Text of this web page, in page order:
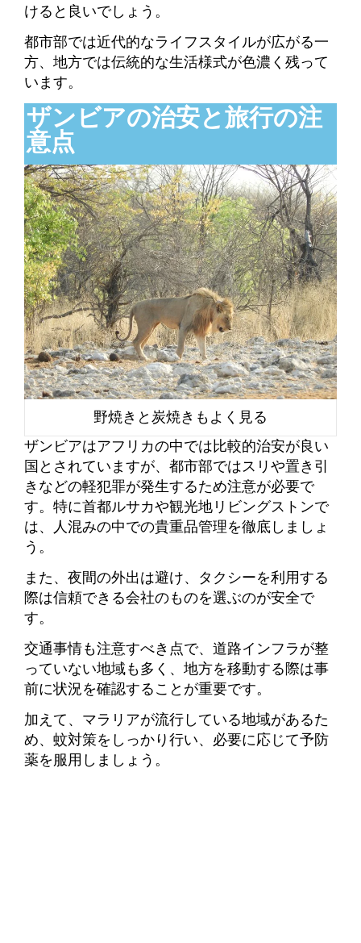
けると良いでしょう。
都市部では近代的なライフスタイルが広がる一
方、地方では伝統的な生活様式が色濃く残って
います。
ザンビアの治安と旅行の注
意点
野焼きと炭焼きもよく見る
ザンビアはアフリカの中では比較的治安が良い
国とされていますが、都市部ではスリや置き引
きなどの軽犯罪が発生するため注意が必要で
す。特に首都ルサカや観光地リビングストンで
は、人混みの中での貴重品管理を徹底しましょ
う。
また、夜間の外出は避け、タクシーを利用する
際は信頼できる会社のものを選ぶのが安全で
す。
交通事情も注意すべき点で、道路インフラが整
っていない地域も多く、地方を移動する際は事
前に状況を確認することが重要です。
加えて、マラリアが流行している地域があるた
め、蚊対策をしっかり行い、必要に応じて予防
薬を服用しましょう。